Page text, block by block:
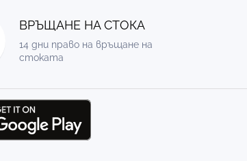
ВРЪЩАНЕ НА СТОКА
14 дни право на връщане на
стоката